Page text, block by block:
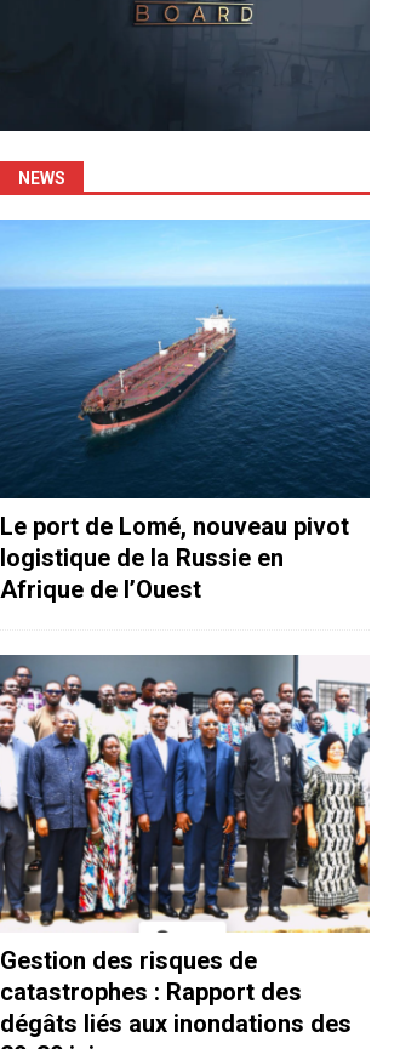
NEWS
Le port de Lomé, nouveau pivot
logistique de la Russie en
Afrique de l’Ouest
Gestion des risques de
catastrophes : Rapport des
dégâts liés aux inondations des